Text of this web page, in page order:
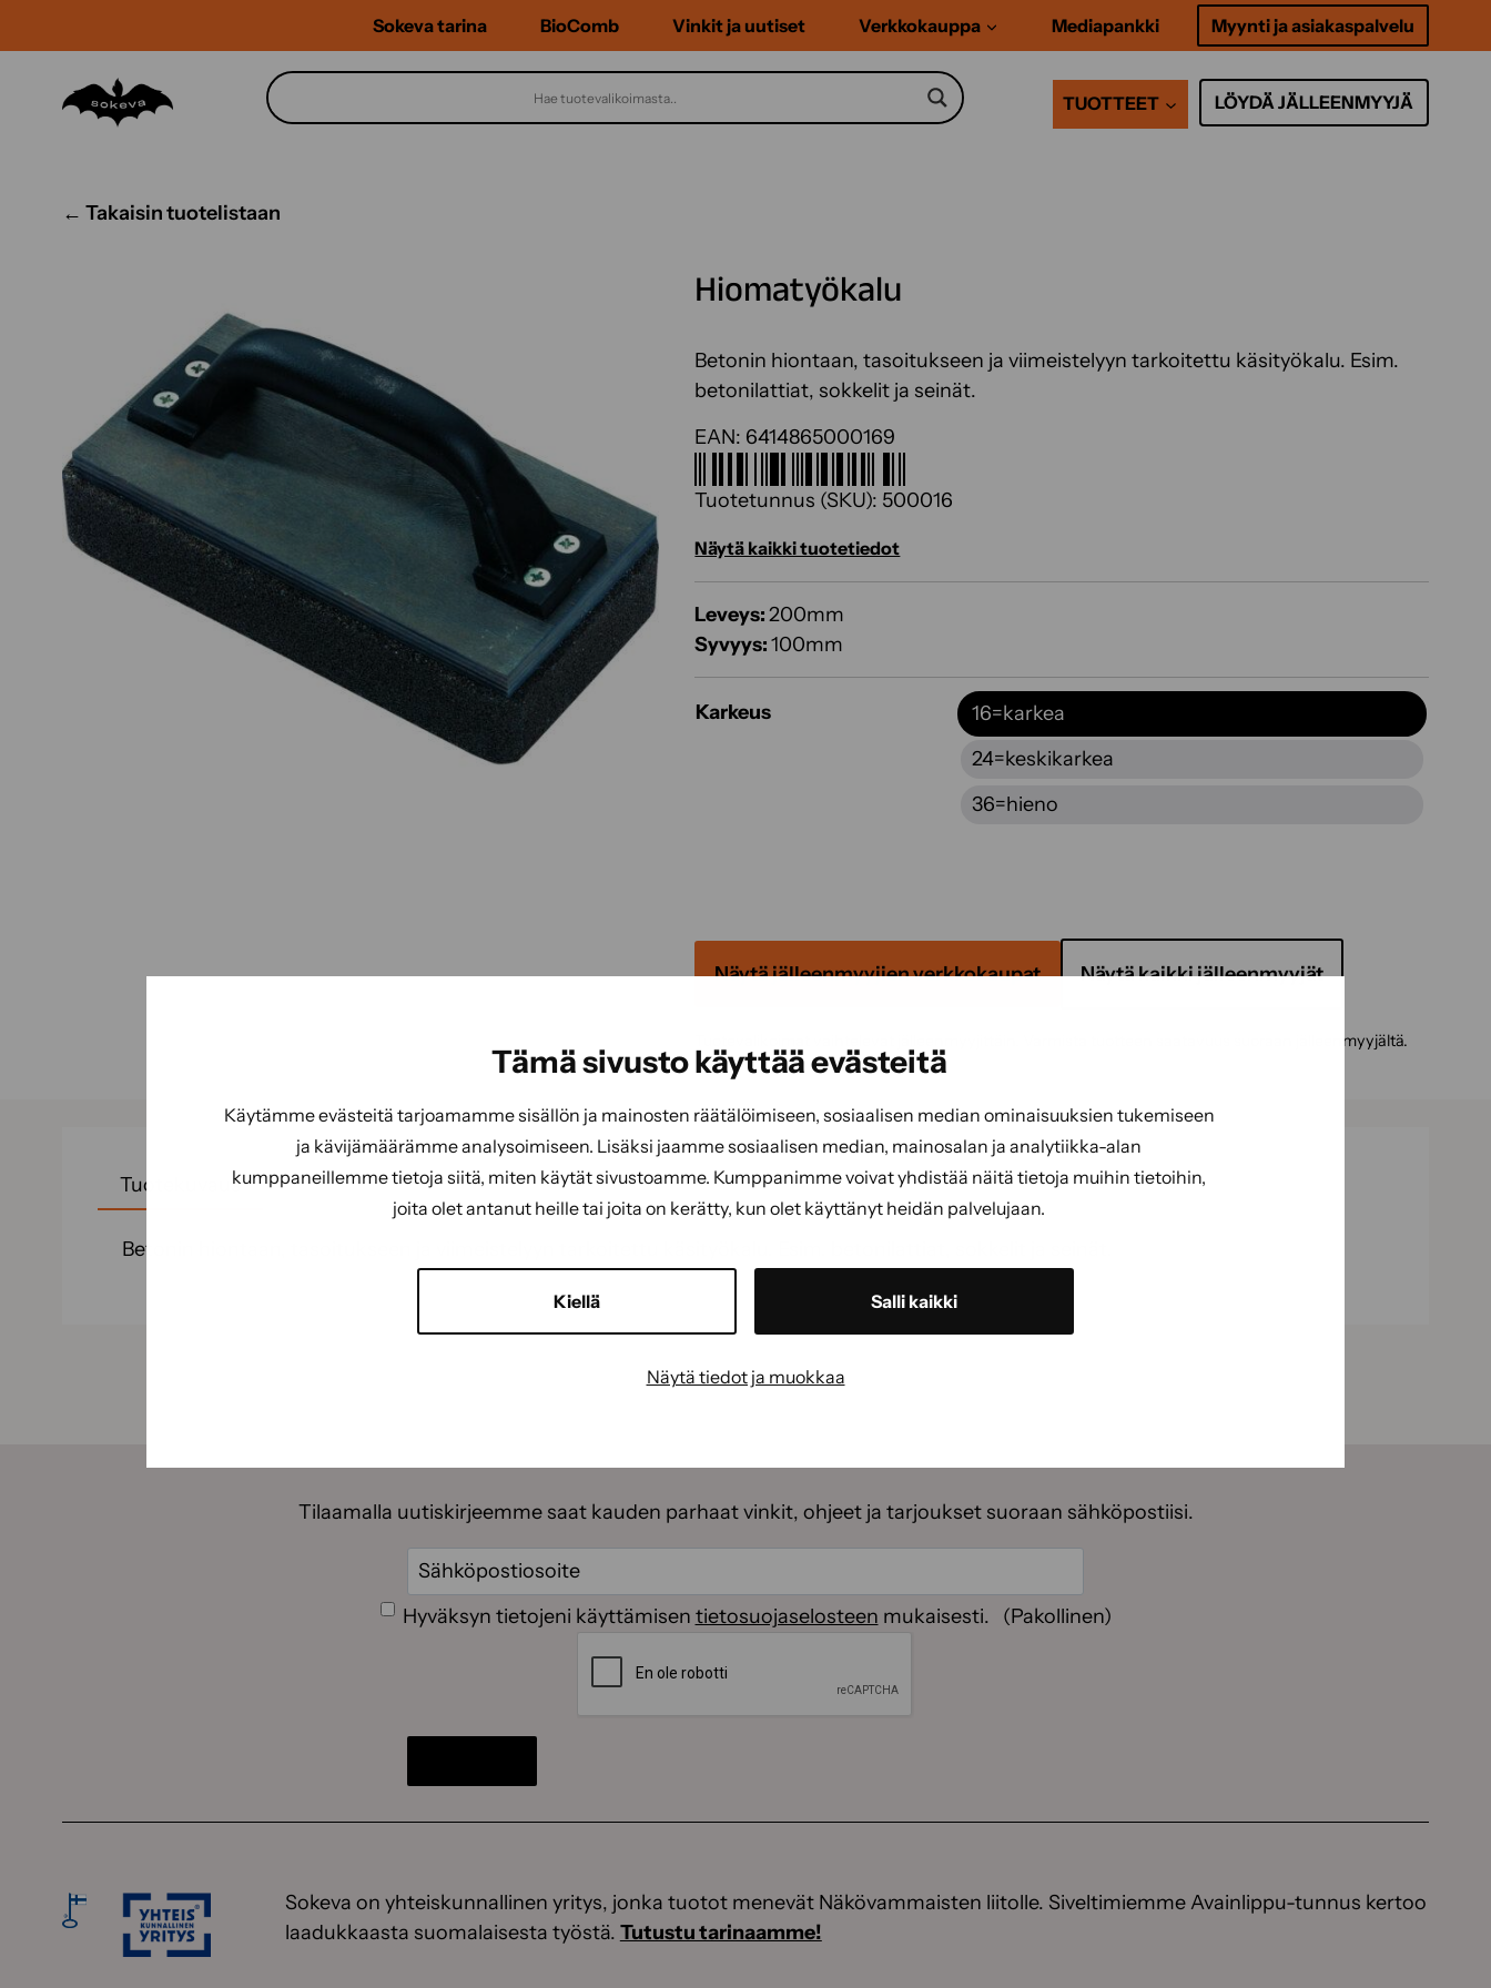
Tämä sivusto käyttää evästeitä
Käytämme evästeitä tarjoamamme sisällön ja mainosten räätälöimiseen, sosiaalisen median ominaisuuksien tukemiseen
ja kävijämäärämme analysoimiseen. Lisäksi jaamme sosiaalisen median, mainosalan ja analytiikka-alan
kumppaneillemme tietoja siitä, miten käytät sivustoamme. Kumppanimme voivat yhdistää näitä tietoja muihin tietoihin,
joita olet antanut heille tai joita on kerätty, kun olet käyttänyt heidän palvelujaan.
Kiellä Salli kaikki
Näytä tiedot ja muokkaa
Sokeva tarina BioComb Vinkit ja uutiset Verkkokauppa Mediapankki Myynti ja asiakaspalvelu
TUOTTEET LÖYDÄ JÄLLEENMYYJÄ
← Takaisin tuotelistaan
Hiomatyökalu
Betonin hiontaan, tasoitukseen ja viimeistelyyn tarkoitettu käsityökalu. Esim.
betonilattiat, sokkelit ja seinät.
EAN: 6414865000169
Tuotetunnus (SKU): 500016
Näytä kaikki tuotetiedot
Leveys:200mm
Syvyys:100mm
Karkeus
16=karkea
24=keskikarkea
36=hieno
Näytä jälleenmyyjien verkkokaupat Näytä kaikki jälleenmyyjät
Tuotevalikoimat vaihtelevat jälleenmyyjittäin. Varmista tuotteen saatavuus suoraan jälleenmyyjältä.
Tuotekuvaus
Betonin hiontaan, tasoitukseen ja viimeistelyyn tarkoitettu käsityökalu. Esim. betonilattiat, sokkelit ja seinät.
Tilaamalla uutiskirjeemme saat kauden parhaat vinkit, ohjeet ja tarjoukset suoraan sähköpostiisi.
Sähköposti
(Pakollinen)
Suostumus
(Pakollinen)
Hyväksyn tietojeni käyttämisen tietosuojaselosteen mukaisesti.
(Pakollinen)
Sokeva on yhteiskunnallinen yritys, jonka tuotot menevät Näkövammaisten liitolle. Siveltimiemme Avainlippu-tunnus kertoo
laadukkaasta suomalaisesta työstä. Tutustu tarinaamme!